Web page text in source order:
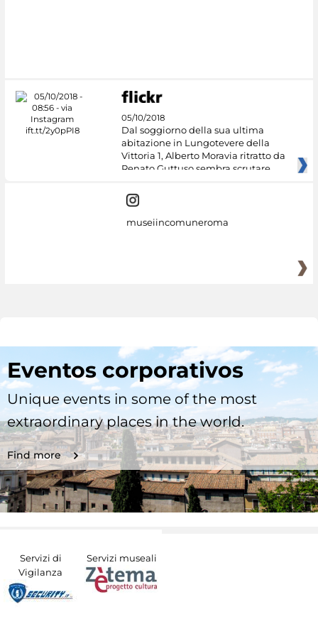
05/10/2018
Dal soggiorno della sua ultima
abitazione in Lungotevere della
Vittoria 1, Alberto Moravia ritratto da
Renato Guttuso sembra scrutare
museiincomuneroma
Eventos corporativos
Unique events in some of the most
extraordinary places in the world.
Find more
Servizi di
Vigilanza
Servizi museali